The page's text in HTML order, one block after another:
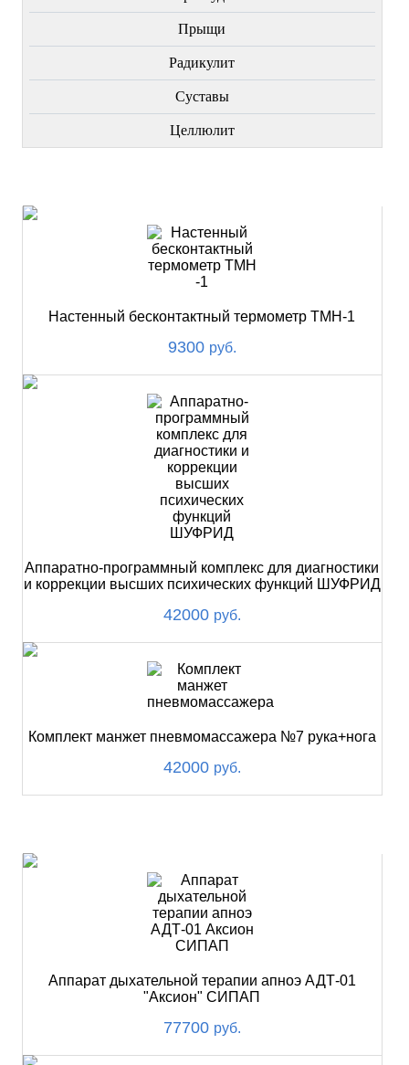
Прыщи
Радикулит
Суставы
Целлюлит
Настенный бесконтактный термометр ТМН-1
9300 руб.
Аппаратно-программный комплекс для диагностики
и коррекции высших психических функций ШУФРИД
42000 руб.
Комплект манжет пневмомассажера №7 рука+нога
42000 руб.
Аппарат дыхательной терапии апноэ АДТ-01
"Аксион" СИПАП
77700 руб.